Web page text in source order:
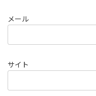
メール
サイト